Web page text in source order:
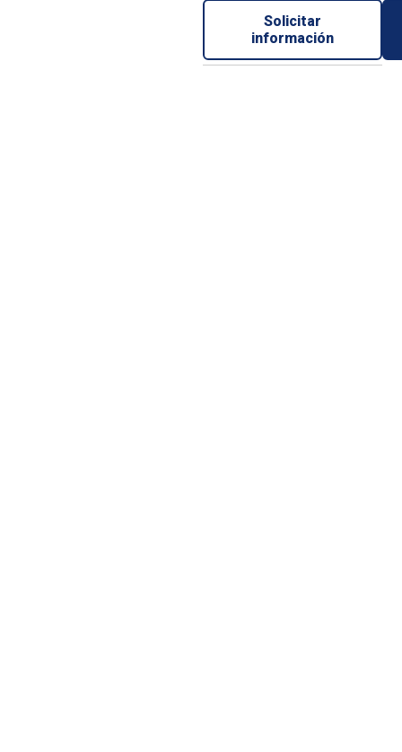
Solicitar
información